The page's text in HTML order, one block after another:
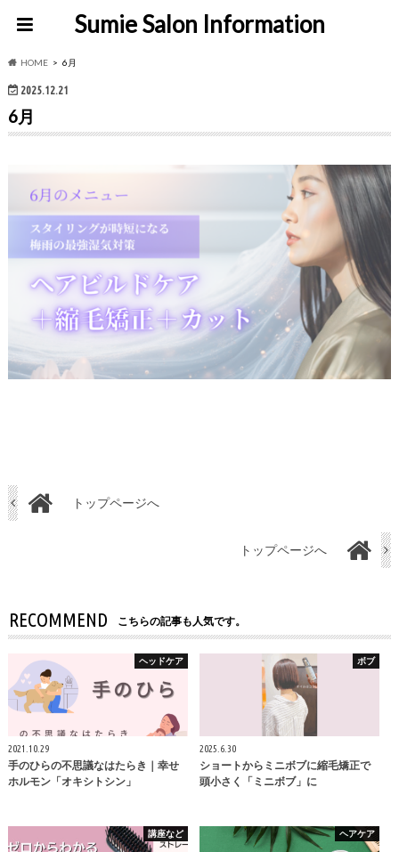
Sumie Salon Information
HOME 6月
2025.12.21
6月
トップページへ
トップページへ
RECOMMEND こちらの記事も人気です。
ヘッドケア
2021.10.29
手のひらの不思議なはたらき｜幸せ
ホルモン「オキシトシン」
ボブ
2025.6.30
ショートからミニボブに縮毛矯正で
頭小さく「ミニボブ」に
講座など ヘアケア